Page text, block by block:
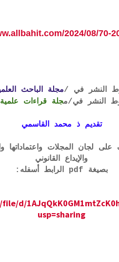
2024/08/70-
النشر في /مجلة الباحث
النشر في/مجلة قراءات علمية
تقديم ذ محمد القاسمي
والإيداع القانوني
بصيغة pdf الرابط أسفله:
d/
usp=sharing